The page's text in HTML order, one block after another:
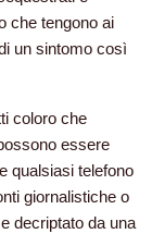
che tengono ai
un sintomo così
coloro che
essere
qualsiasi telefono
giornalistiche o
decriptato da una